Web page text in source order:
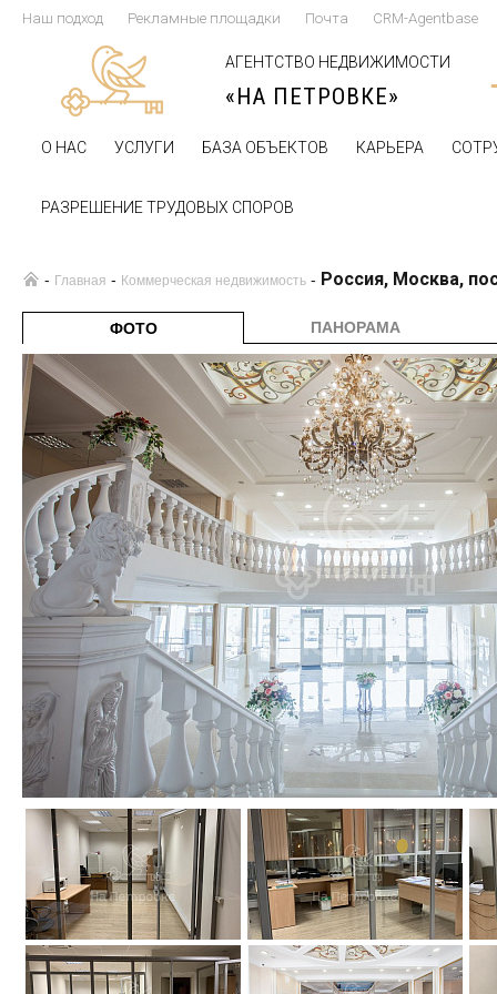
Наш подход Рекламные площадки Почта CRM-Agentbase
АГЕНТСТВО НЕДВИЖИМОСТИ
«НА ПЕТРОВКЕ»
О НАС УСЛУГИ БАЗА ОБЪЕКТОВ КАРЬЕРА
РАЗРЕШЕНИЕ ТРУДОВЫХ СПОРОВ
- Главная - Коммерческая недвижимость - Россия, Москва,
ФОТО ПАНОРАМА